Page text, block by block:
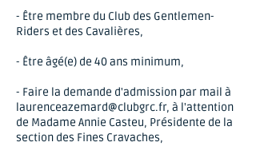
- Être membre du Club des Gentlemen-
Riders et des Cavalières,
- Être âgé(e) de 40 ans minimum,
- Faire la demande d'admission par mail à
laurenceazemard@clubgrc.fr, à l'attention
de Madame Annie Casteu, Présidente de la
section des Fines Cravaches,